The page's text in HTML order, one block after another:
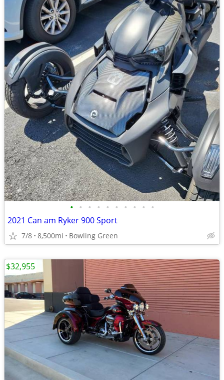
• • • • • • • • • •
2021 Can am Ryker 900 Sport
7/8 8,500mi Bowling Green
$32,955